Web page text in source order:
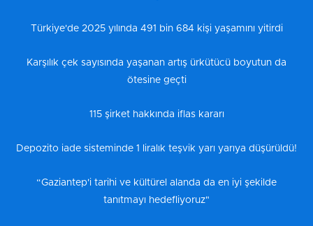
Türkiye'de 2025 yılında 491 bin 684 kişi yaşamını yitirdi
Karşılık çek sayısında yaşanan artış ürkütücü boyutun da
ötesine geçti
115 şirket hakkında iflas kararı
Depozito iade sisteminde 1 liralık teşvik yarı yarıya düşürüldü!
“Gaziantep'i tarihi ve kültürel alanda da en iyi şekilde
tanıtmayı hedefliyoruz"